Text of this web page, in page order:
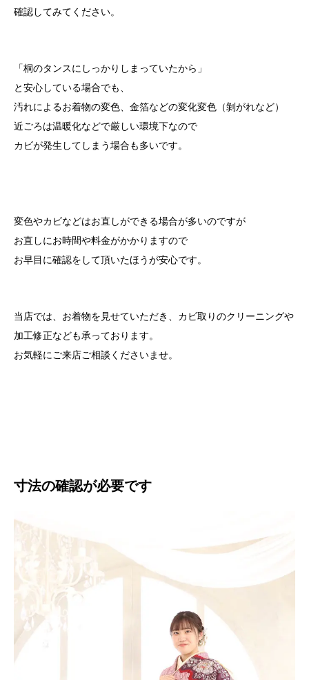
確認してみてください。
「桐のタンスにしっかりしまっていたから」
と安心している場合でも、
汚れによるお着物の変色、金箔などの変化変色（剝がれなど）
近ごろは温暖化などで厳しい環境下なので
カビが発生してしまう場合も多いです。
変色やカビなどはお直しができる場合が多いのですが
お直しにお時間や料金がかかりますので
お早目に確認をして頂いたほうが安心です。
当店では、お着物を見せていただき、カビ取りのクリーニングや
加工修正なども承っております。
お気軽にご来店ご相談くださいませ。
寸法の確認が必要です